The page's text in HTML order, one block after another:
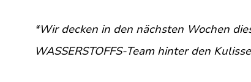
*Wir decken in den nächsten Wochen
WASSERSTOFFS-Team hinter den